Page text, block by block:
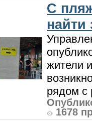
С
жители
рядом с
1678